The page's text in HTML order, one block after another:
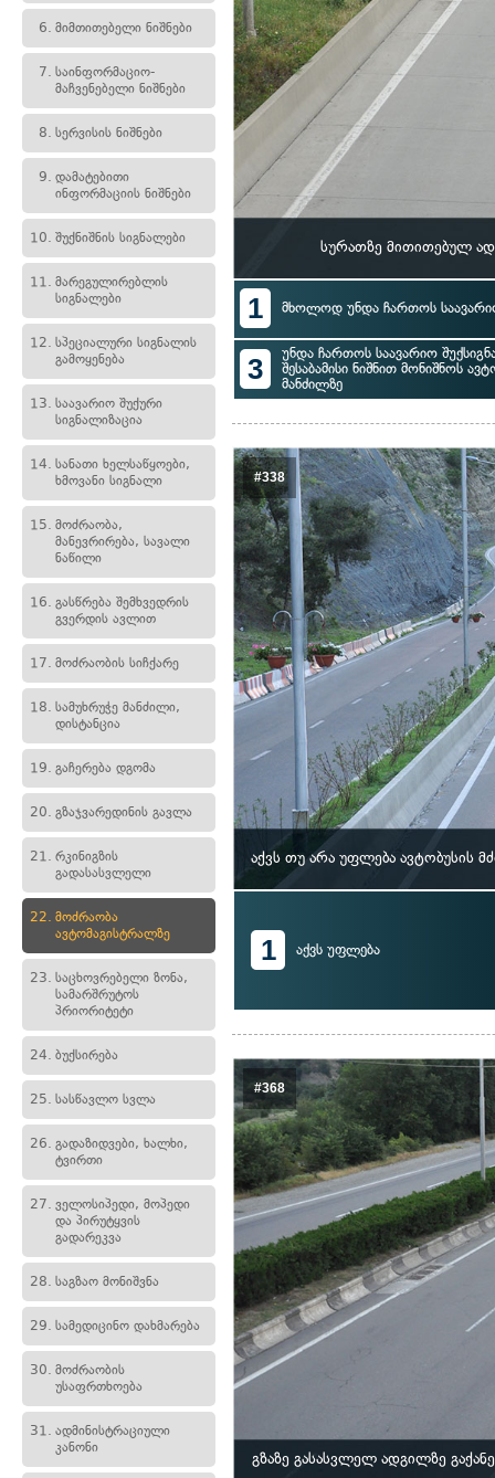
6. მიმთითებელი ნიშნები
7. საინფორმაციო-
მაჩვენებელი ნიშნები
8. სერვისის ნიშნები
9. დამატებითი
ინფორმაციის ნიშნები
10. შუქნიშნის სიგნალები
11. მარეგულირებლის
სიგნალები
12. სპეციალური სიგნალის
გამოყენება
13. საავარიო შუქური
სიგნალიზაცია
14. სანათი ხელსაწყოები,
ხმოვანი სიგნალი
15. მოძრაობა,
მანევრირება, სავალი
ნაწილი
16. გასწრება შემხვედრის
გვერდის ავლით
17. მოძრაობის სიჩქარე
18. სამუხრუჭე მანძილი,
დისტანცია
19. გაჩერება დგომა
20. გზაჯვარედინის გავლა
21. რკინიგზის
გადასასვლელი
22. მოძრაობა
ავტომაგისტრალზე
23. საცხოვრებელი ზონა,
სამარშრუტოს
პრიორიტეტი
24. ბუქსირება
25. სასწავლო სვლა
26. გადაზიდვები, ხალხი,
ტვირთი
27. ველოსიპედი, მოპედი
და პირუტყვის
გადარეკვა
28. საგზაო მონიშვნა
29. სამედიცინო დახმარება
30. მოძრაობის
უსაფრთხოება
31. ადმინისტრაციული
კანონი
სურათზე მითითებულ
1 მხოლოდ უნდა ჩართოს
3
უნდა ჩართოს საავარიო
შესაბამისი ნიშნით მონიშნოს
მანძილზე
#338
აქვს თუ არა უფლება ავტობუსის
1 აქვს უფლება
#368
გზაზე გასასვლელ ადგილზე